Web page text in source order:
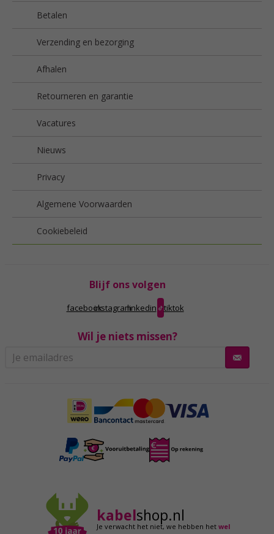
Betalen
Verzending en bezorging
Afhalen
Retourneren en garantie
Vacatures
Nieuws
Privacy
Algemene Voorwaarden
Cookiebeleid
Blijf ons volgen
facebookinstagramlinkedin tiktok
Wil je niets missen?
kabelshop.nl
Je verwacht het niet,we hebben hetwel